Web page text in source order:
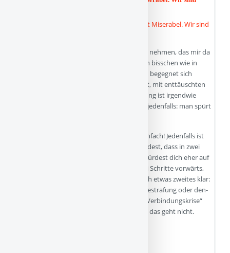
Danke für die Offenheit! Lass mich das Bild nehmen, das mir da
als Erstes in den Sinn kommt: Das klingt ein bisschen wie in
einer Ehekrise. Auch da ist es doch so: Man begegnet sich
ständig „auf dem falschen Fuß“, im Konflikt, mit enttäuschten
Erwartungen und Vorwürfen. Die Verbindung ist irgendwie
„weg“ oder sie ist zumindest angeknackst, jedenfalls: man spürt
Und die Antwort darauf? Ist gar nicht so einfach! Jedenfalls ist
da nichts dabei, von dem du erwarten würdest, dass in zwei
Wochen alles wieder im Lot ist, oder? Du würdest dich eher auf
einen Langstreckenlauf einstellen. Auf zwei Schritte vorwärts,
einen zurück. Bestenfalls. Und dir wäre auch etwas zweites klar:
Diesen Weg schaffen wir nicht mit Härte, Bestrafung oder den-
anderen-Fortschicken. Man kann so eine „Verbindungskrise“
nicht einfach wieder „in Ordnung streiten“, das geht nicht.